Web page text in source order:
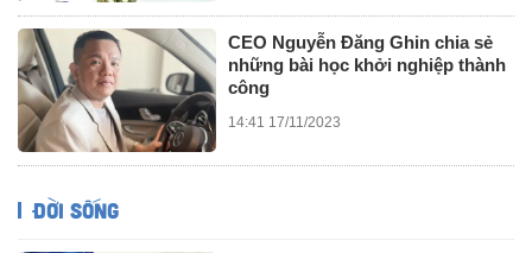
CEO Nguyễn Đăng Ghin chia sẻ
những bài học khởi nghiệp thành
công
14:41 17/11/2023
ĐỜI SỐNG